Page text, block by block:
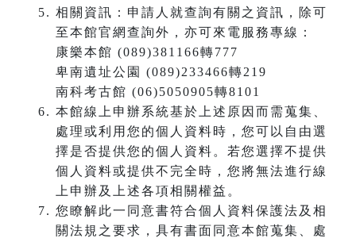
相關資訊：申請人就查詢有關之資訊，除可
至本館官網查詢外，亦可來電服務專線：
康樂本館 (089)381166轉777
卑南遺址公園 (089)233466轉219
南科考古館 (06)5050905轉8101
本館線上申辦系統基於上述原因而需蒐集、
處理或利用您的個人資料時，您可以自由選
擇是否提供您的個人資料。若您選擇不提供
個人資料或提供不完全時，您將無法進行線
上申辦及上述各項相關權益。
您瞭解此一同意書符合個人資料保護法及相
關法規之要求，具有書面同意本館蒐集、處